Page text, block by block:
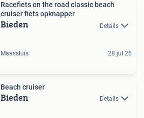
Racefiets on the road classic beach
cruiser fiets opknapper
Bieden Details
Maassluis 28 jul 26
Beach cruiser
Bieden Details